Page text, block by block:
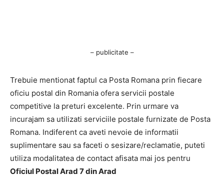
– publicitate –
Trebuie mentionat faptul ca Posta Romana prin fiecare
oficiu postal din Romania ofera servicii postale
competitive la preturi excelente. Prin urmare va
incurajam sa utilizati serviciile postale furnizate de Posta
Romana. Indiferent ca aveti nevoie de informatii
suplimentare sau sa faceti o sesizare/reclamatie, puteti
utiliza modalitatea de contact afisata mai jos pentru
Oficiul Postal Arad 7 din Arad